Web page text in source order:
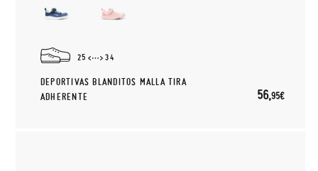
25 34
DEPORTIVAS BLANDITOS MALLA TIRA
ADHERENTE
56,95€